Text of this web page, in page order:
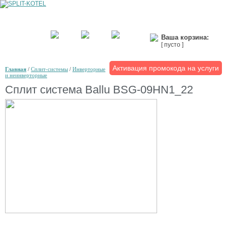
Ваша корзина:
[ пусто ]
Активация промокода на услуги
Главная / Сплит-системы / Инверторные
и неинверторные
Сплит система Ballu BSG-09HN1_22